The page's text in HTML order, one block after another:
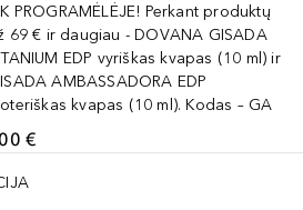
PROGRAMĖLĖJE! Perkant produktų
69 € ir daugiau - DOVANA GISADA
EDP vyriškas kvapas (10 ml) ir
AMBASSADORA EDP
kvapas (10 ml). Kodas – GA
€